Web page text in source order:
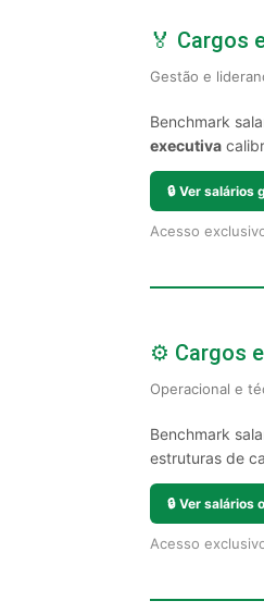
🏅 Cargos
Gestão e
Benchmark
executiva
🔒 Ver salários
Acesso
⚙️ Cargos
Operacional e
Benchmark
estruturas de
🔒 Ver salários
Acesso